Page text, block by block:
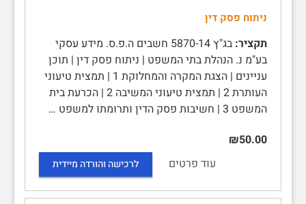
ניתוח פסק דין
תקציר:
בג"ץ 5870-14 חשבים ה.פ.ס. מידע עסקי
בע"מ נ. הנהלת בתי המשפט | ניתוח פסק דין | תוכן
עניינים | הצגת המקרה והמחלוקת 1 | תמצית טיעוני
העותרת 2 | תמצית טיעוני המשיבה 2 | הכרעת בית
המשפט 3 | חשיבות פסק הדין ותרומתו למשפט …
₪50.00
עוד פרטים
לרכישה והורדה מיידית